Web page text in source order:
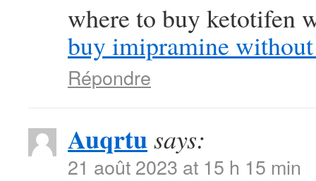
where to buy ketotifen
buy imipramine
Répondre
Auqrtusays:
21 août 2023 at 15 h 15 min